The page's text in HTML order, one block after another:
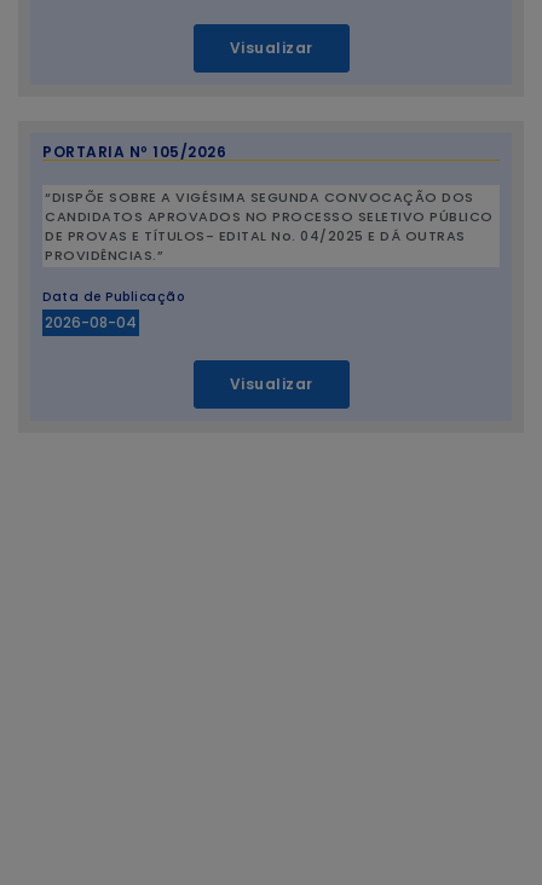
Visualizar
PORTARIA Nº 105/2026
“DISPÕE SOBRE A VIGÉSIMA SEGUNDA CONVOCAÇÃO DOS
CANDIDATOS APROVADOS NO PROCESSO SELETIVO PÚBLICO
DE PROVAS E TÍTULOS- EDITAL No. 04/2025 E DÁ OUTRAS
PROVIDÊNCIAS.”
Data de Publicação
2026-08-04
Visualizar